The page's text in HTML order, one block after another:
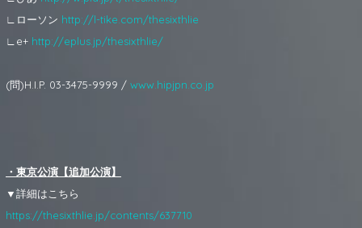
∟ローソン http://l-tike.com/thesixthlie
∟e+ http://eplus.jp/thesixthlie/
(問)H.I.P. 03-3475-9999 / www.hipjpn.co.jp
・東京公演【追加公演】
▼詳細はこちら
https://thesixthlie.jp/contents/637710